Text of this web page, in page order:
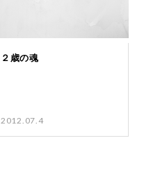
2012.07.4